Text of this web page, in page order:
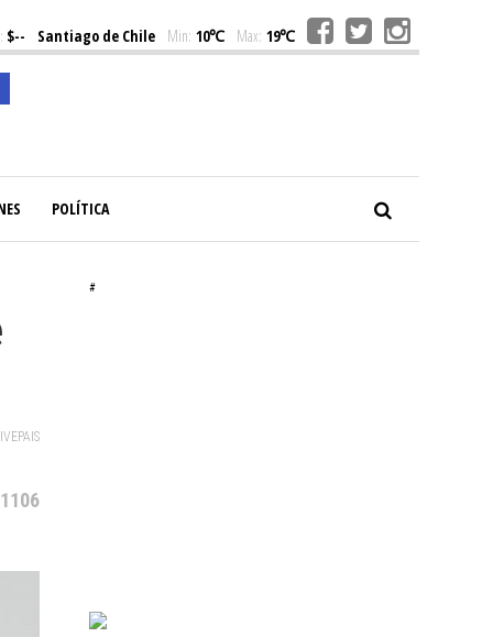
$-- Santiago de Chile Min: 10℃ Max: 19℃
POLÍTICA
#